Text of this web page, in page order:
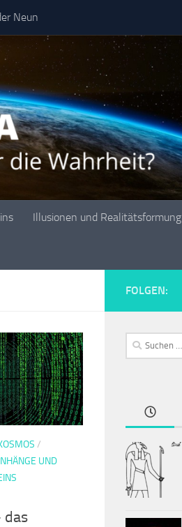
Neun
Illusionen und Realitätsformung
/
UND
das
FOLGEN:
Suchen
nach: